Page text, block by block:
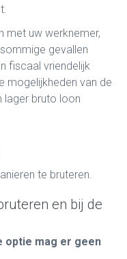
met uw werknemer,
gevallen
fiscaal vriendelijk
mogelijkheden van de
lager bruto loon
te bruteren.
en bij de
optie mag er geen